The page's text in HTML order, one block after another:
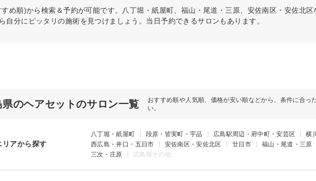
め順)から検索＆予約が可能です。八丁堀・紙屋町、福山・尾道・三原、安佐南区・安佐北
自分にピッタリの施術を見つけましょう。当日予約できるサロンもあります。
県のヘアセットのサロン一覧
おすすめ順や人気順、価格が安い順などから、条件に合っ
い。
リアから探す
八丁堀・紙屋町 段原・皆実町・宇品 広島駅周辺・府中町・安芸区
横
西広島・井口・五日市
安佐南区・安佐北区 廿日市 福山・尾道・三原
三次・庄原
広島県その他